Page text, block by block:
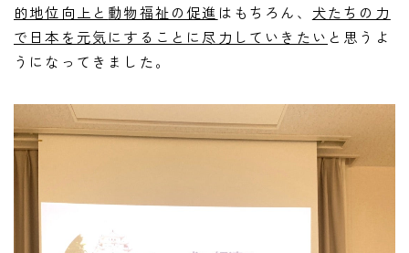
的地位向上と 動物福祉の促進 はもちろん、 犬たちの力
で日本を元気にすることに尽力していきたい と思うよ
うになってきました。